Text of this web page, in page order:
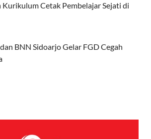
Kurikulum Cetak Pembelajar Sejati di
BNN Sidoarjo Gelar FGD Cegah